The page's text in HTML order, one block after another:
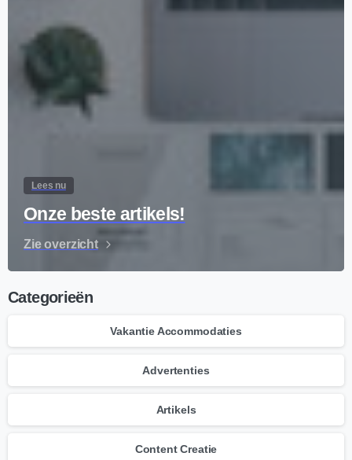
Lees nu
Onze beste artikels!
Zie overzicht
Categorieën
Vakantie Accommodaties
Advertenties
Artikels
Content Creatie